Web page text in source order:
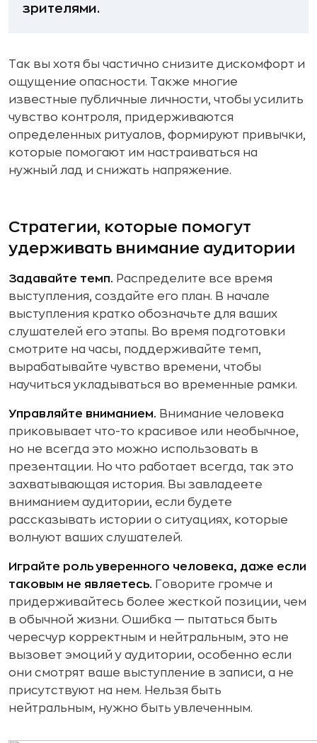
зрителями.
Так вы хотя бы частично снизите дискомфорт и
ощущение опасности. Также многие
известные публичные личности, чтобы усилить
чувство контроля, придерживаются
определенных ритуалов, формируют привычки,
которые помогают им настраиваться на
нужный лад и снижать напряжение.
Стратегии, которые помогут
удерживать внимание аудитории
Задавайте темп. Распределите все время
выступления, создайте его план. В начале
выступления кратко обозначьте для ваших
слушателей его этапы. Во время подготовки
смотрите на часы, поддерживайте темп,
вырабатывайте чувство времени, чтобы
научиться укладываться во временные рамки.
Управляйте вниманием. Внимание человека
приковывает что-то красивое или необычное,
но не всегда это можно использовать в
презентации. Но что работает всегда, так это
захватывающая история. Вы завладеете
вниманием аудитории, если будете
рассказывать истории о ситуациях, которые
волнуют ваших слушателей.
Играйте роль уверенного человека, даже если
таковым не являетесь. Говорите громче и
придерживайтесь более жесткой позиции, чем
в обычной жизни. Ошибка — пытаться быть
чересчур корректным и нейтральным, это не
вызовет эмоций у аудитории, особенно если
они смотрят ваше выступление в записи, а не
присутствуют на нем. Нельзя быть
нейтральным, нужно быть увлеченным.